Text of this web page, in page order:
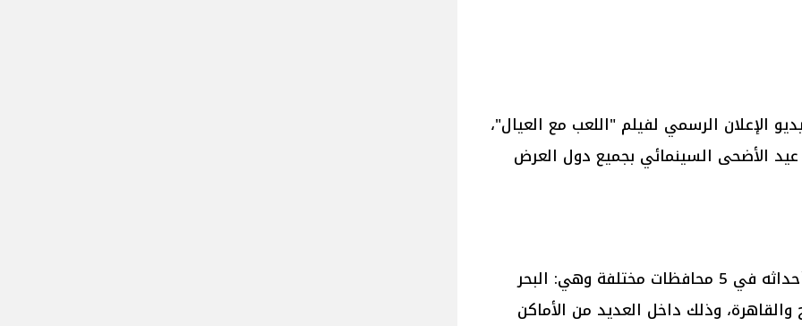
الإعلان الرسمي لفيلم "اللعب مع العيال"،
الأضحى السينمائي بجميع دول العرض
فيلم "اللعب مع العيال" تم تصوير أحداثه في 5 محافظات مختلفة وهي: البحر
وذلك داخل العديد من الأماكن